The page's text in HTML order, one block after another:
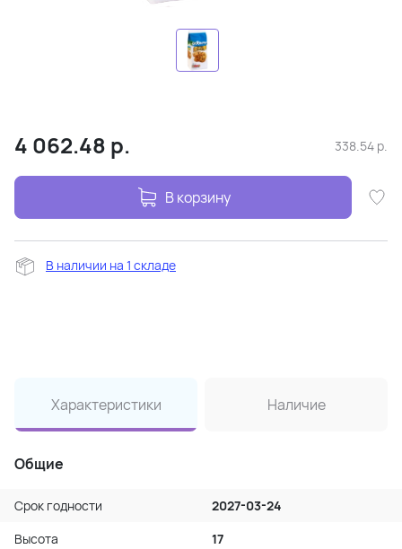
4 062.48 р. 338.54 р.
В корзину
В наличии на 1 складе
Характеристики Наличие
Общие
Срок годности
2027-03-24
Высота
17